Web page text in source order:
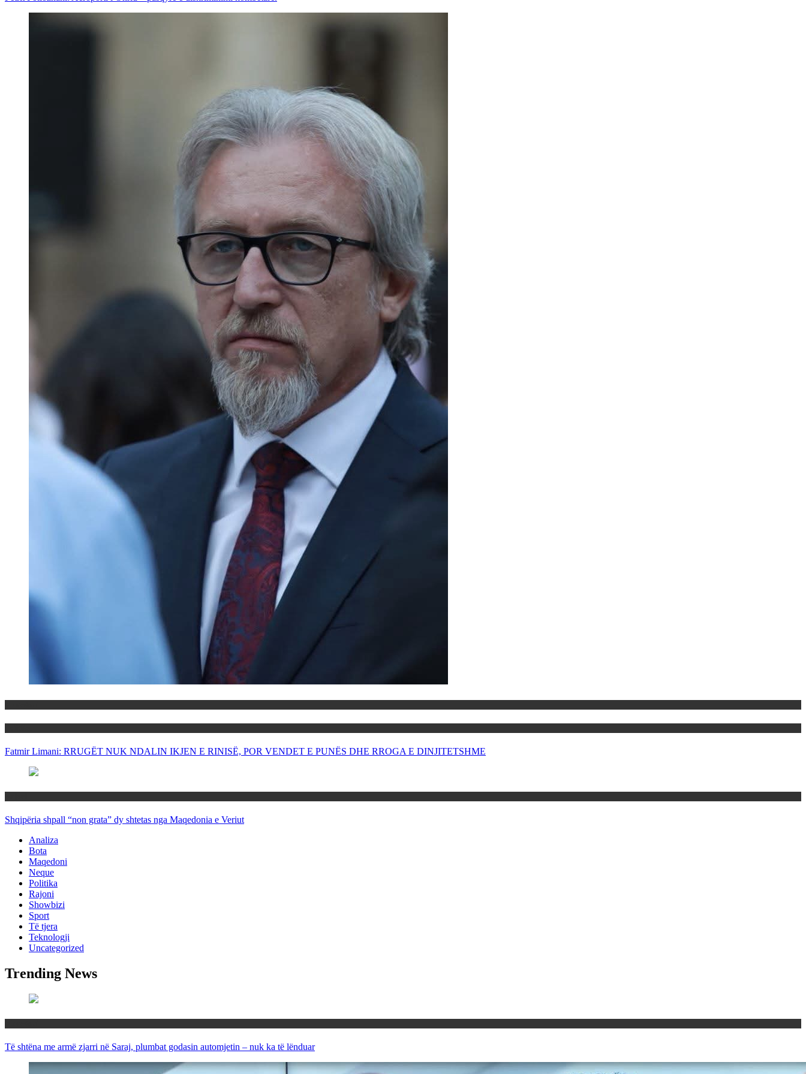
Fatmir Limani: RRUGËT NUK NDALIN IKJEN E RINISË, POR VENDET E PUNËS DHE RROGA E DINJITETSHME
Shqipëria shpall “non grata” dy shtetas nga Maqedonia e Veriut
Analiza
Bota
Maqedoni
Neque
Politika
Rajoni
Showbizi
Sport
Të tjera
Teknologji
Uncategorized
Trending News
Të shtëna me armë zjarri në Saraj, plumbat godasin automjetin – nuk ka të lënduar